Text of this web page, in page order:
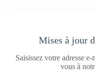
Mises à jour
Saisissez votre adresse
vous à